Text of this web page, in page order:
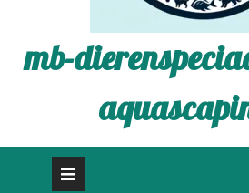
mb-